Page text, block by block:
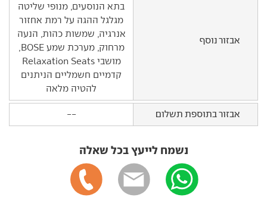
אבזור נוסף
בתא הנוסעים, מנופי שליטה
מגלגל ההגה על רמת אחזור
אנרגיה, שמשות כהות, הנעה
מרחוק, מערכת שמע BOSE,
מושבי Relaxation Seats
קדמיים חשמליים הניתנים
להטיה מלאה
אבזור בתוספת תשלום --
נשמח לייעץ בכל שאלה